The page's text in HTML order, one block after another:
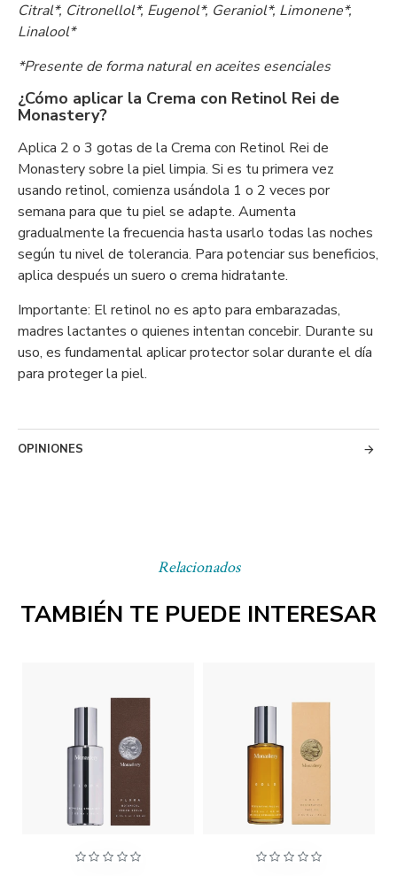
Relacionados
TAMBIÉN TE PUEDE INTERESAR
Citral*, Citronellol*, Eugenol*, Geraniol*, Limonene*,
Linalool*
*Presente de forma natural en aceites esenciales
¿Cómo aplicar la Crema con Retinol Rei de
Monastery?
Aplica 2 o 3 gotas de la Crema con Retinol Rei de
Monastery sobre la piel limpia. Si es tu primera vez
usando retinol, comienza usándola 1 o 2 veces por
semana para que tu piel se adapte. Aumenta
gradualmente la frecuencia hasta usarlo todas las noches
según tu nivel de tolerancia. Para potenciar sus beneficios,
aplica después un suero o crema hidratante.
Importante: El retinol no es apto para embarazadas,
madres lactantes o quienes intentan concebir. Durante su
uso, es fundamental aplicar protector solar durante el día
para proteger la piel.
OPINIONES